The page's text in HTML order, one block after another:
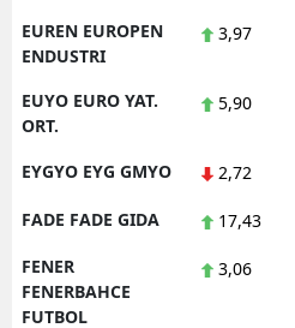
EUREN EUROPEN
ENDUSTRI
3,97
EUYO EURO YAT.
ORT.
5,90
EYGYO EYG GMYO 2,72
FADE FADE GIDA 17,43
FENER
FENERBAHCE
FUTBOL
3,06